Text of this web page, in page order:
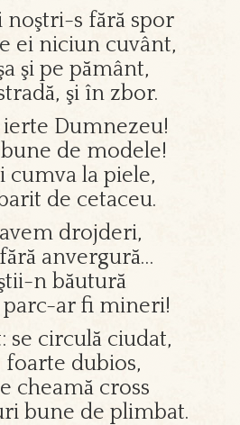
s fără spor
ei niciun cuvânt,
şi pe pământ,
şi în zbor.
Dumnezeu!
de modele!
cumva la piele,
de cetaceu.
drojderi,
anvergură…
n băutură
parc-ar fi mineri!
se circulă ciudat,
foarte dubios,
cheamă cross
bune de plimbat.